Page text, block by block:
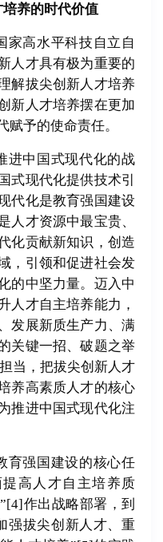
养的时代价值
家高水平科技自立自
人才具有极为重要的
解拔尖创新人才培养
新人才培养摆在更加
赋予的使命责任。
进中国式现代化的战
式现代化提供技术引
代化是教育强国建设
人才资源中最宝贵、
化贡献新知识，创造
，引领和促进社会发
的中坚力量。迈入中
人才自主培养能力，
发展新质生产力、满
关键一招、破题之举
当，把拔尖创新人才
养高素质人才的核心
推进中国式现代化注
育强国建设的核心任
高人才自主培养质
[4]作出战略部署，到
强拔尖创新人才、重